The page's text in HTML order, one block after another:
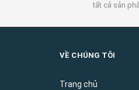
tất cả sản
VỀ CHÚNG TÔI
Trang chủ